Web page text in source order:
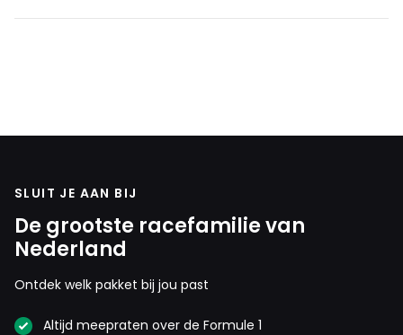
SLUIT JE AAN BIJ
De grootste racefamilie van
Nederland
Ontdek welk pakket bij jou past
Altijd meepraten over de Formule 1